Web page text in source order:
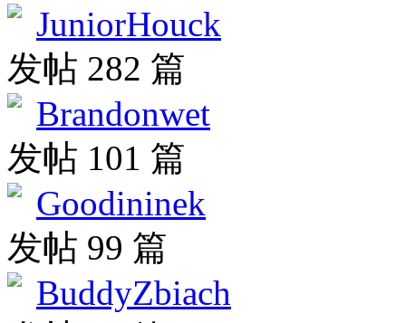
JuniorHouck
发帖 282 篇
Brandonwet
发帖 101 篇
Goodininek
发帖 99 篇
BuddyZbiach